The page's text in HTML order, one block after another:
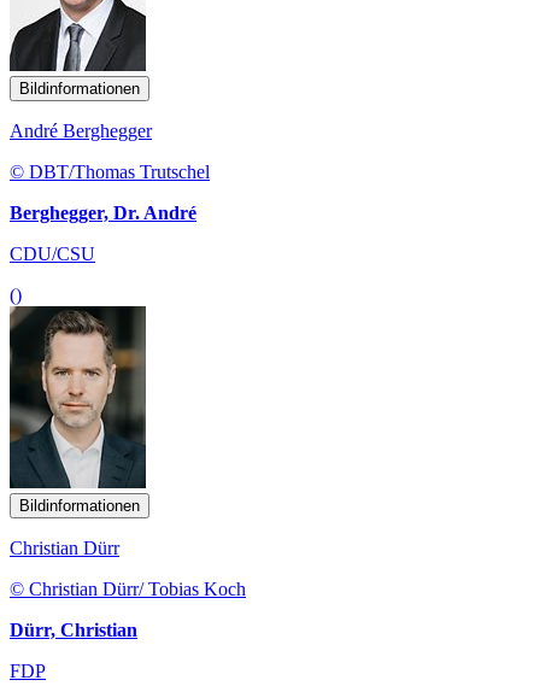
Bildinformationen
André Berghegger
© DBT/Thomas Trutschel
Berghegger, Dr. André
CDU/CSU
()
Bildinformationen
Christian Dürr
© Christian Dürr/ Tobias Koch
Dürr, Christian
FDP